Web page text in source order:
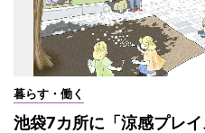
暮らす・働く
池袋7カ所に「涼感プレ